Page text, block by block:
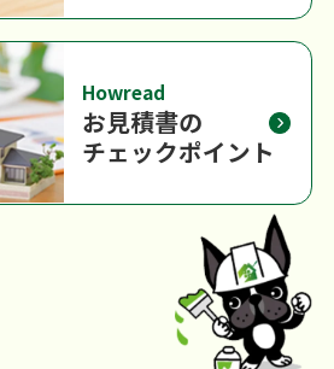
Howread
お見積書の
チェックポイント